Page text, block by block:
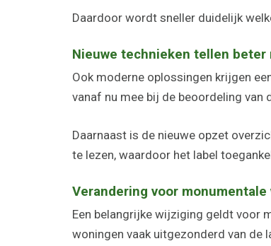
Daardoor wordt sneller duidelijk
Nieuwe technieken tellen beter
Ook moderne oplossingen krijgen
vanaf nu mee bij de beoordeling
Daarnaast is de nieuwe opzet
te lezen, waardoor het label
Verandering voor monumentale
Een belangrijke wijziging geldt voor
woningen vaak uitgezonderd van de